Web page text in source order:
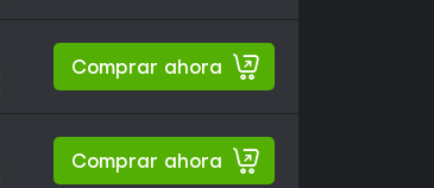
Comprar ahora
Comprar ahora